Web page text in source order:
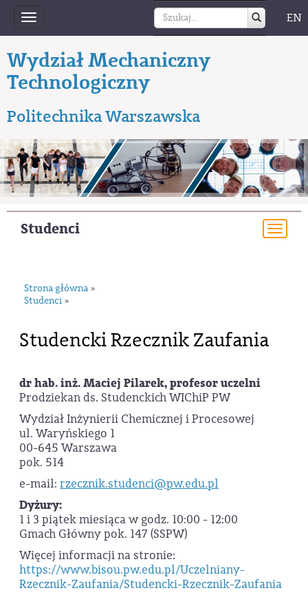
Toggle
navigation
EN
Wydział Mechaniczny
Technologiczny
Politechnika Warszawska
Studenci
Strona główna »
Studenci »
Studencki Rzecznik Zaufania
dr hab. inż. Maciej Pilarek, profesor uczelni
Prodziekan ds. Studenckich WIChiP PW
Wydział Inżynierii Chemicznej i Procesowej
ul. Waryńskiego 1
00-645 Warszawa
pok. 514
e-mail: rzecznik.studenci@pw.edu.pl
Dyżury:
1 i 3 piątek miesiąca w godz. 10:00 - 12:00
Gmach Główny pok. 147 (SSPW)
Więcej informacji na stronie:
https://www.bisou.pw.edu.pl/Uczelniany-
Rzecznik-Zaufania/Studencki-Rzecznik-Zaufania